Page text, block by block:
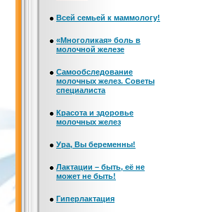
Всей семьей к маммологу!
«Многоликая» боль в
молочной железе
Самообследование
молочных желез. Советы
специалиста
Красота и здоровье
молочных желез
Ура, Вы беременны!
Лактации – быть, её не
может не быть!
Гиперлактация